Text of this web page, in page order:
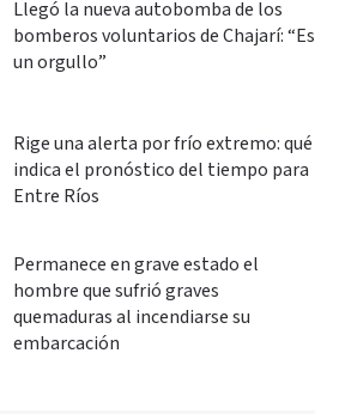
Llegó la nueva autobomba de los
bomberos voluntarios de Chajarí: “Es
un orgullo”
Rige una alerta por frío extremo: qué
indica el pronóstico del tiempo para
Entre Ríos
Permanece en grave estado el
hombre que sufrió graves
quemaduras al incendiarse su
embarcación